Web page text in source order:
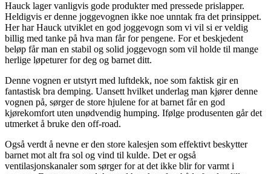
Hauck lager vanligvis gode produkter med pressede prislapper.
Heldigvis er denne joggevognen ikke noe unntak fra det prinsippet.
Her har Hauck utviklet en god joggevogn som vi vil si er veldig
billig med tanke på hva man får for pengene. For et beskjedent
beløp får man en stabil og solid joggevogn som vil holde til mange
herlige løpeturer for deg og barnet ditt.
Denne vognen er utstyrt med luftdekk, noe som faktisk gir en
fantastisk bra demping. Uansett hvilket underlag man kjører denne
vognen på, sørger de store hjulene for at barnet får en god
kjørekomfort uten unødvendig humping. Ifølge produsenten går det
utmerket å bruke den off-road.
Også verdt å nevne er den store kalesjen som effektivt beskytter
barnet mot alt fra sol og vind til kulde. Det er også
ventilasjonskanaler som sørger for at det ikke blir for varmt i